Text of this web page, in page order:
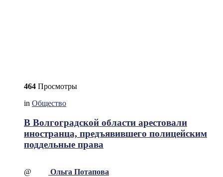
464 Просмотры
in Общество
В Волгоградской области арестовали
иностранца, предъявившего полицейским
поддельные права
@ Ольга Потапова